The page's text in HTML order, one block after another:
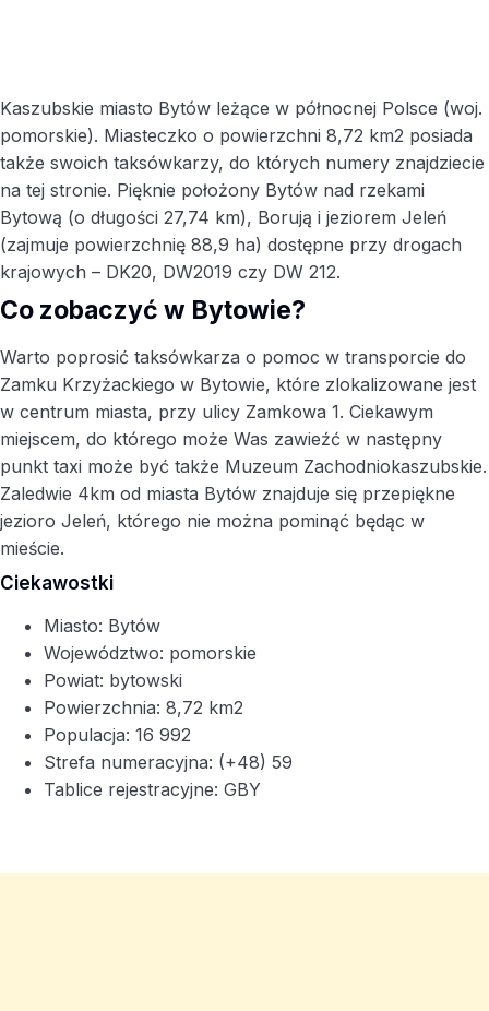
Kaszubskie miasto Bytów leżące w północnej Polsce (woj.
pomorskie). Miasteczko o powierzchni 8,72 km2 posiada
także swoich taksówkarzy, do których numery znajdziecie
na tej stronie. Pięknie położony Bytów nad rzekami
Bytową (o długości 27,74 km), Borują i jeziorem Jeleń
(zajmuje powierzchnię 88,9 ha) dostępne przy drogach
krajowych – DK20, DW2019 czy DW 212.
Co zobaczyć w Bytowie?
Warto poprosić taksówkarza o pomoc w transporcie do
Zamku Krzyżackiego w Bytowie, które zlokalizowane jest
w centrum miasta, przy ulicy Zamkowa 1. Ciekawym
miejscem, do którego może Was zawieźć w następny
punkt taxi może być także Muzeum Zachodniokaszubskie.
Zaledwie 4km od miasta Bytów znajduje się przepiękne
jezioro Jeleń, którego nie można pominąć będąc w
mieście.
Ciekawostki
Miasto: Bytów
Województwo: pomorskie
Powiat: bytowski
Powierzchnia: 8,72 km2
Populacja: 16 992
Strefa numeracyjna: (+48) 59
Tablice rejestracyjne: GBY